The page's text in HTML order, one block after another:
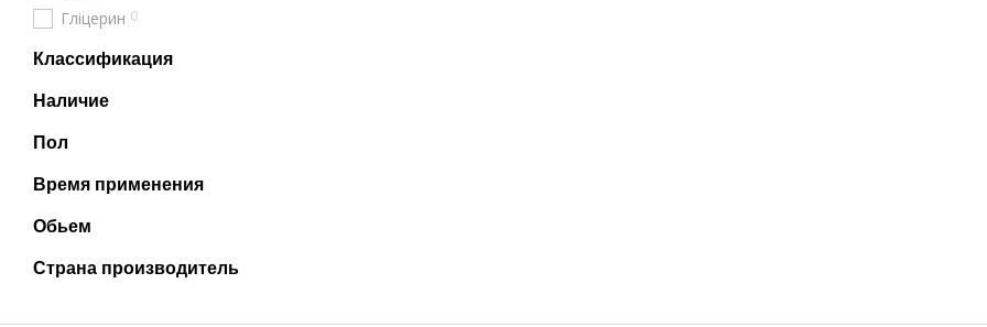
Гліцерин 0
Классификация
Наличие
Пол
Время применения
Обьем
Страна производитель